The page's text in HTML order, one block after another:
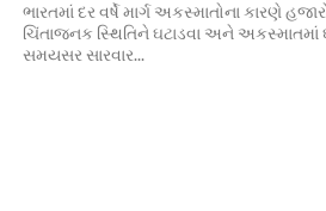
ભારતમાં દર વર્ષે માર્ગ અકસ્માતોના કારણે
ચિંતાજનક સ્થિતિને ઘટાડવા અને
સમયસર સારવાર...